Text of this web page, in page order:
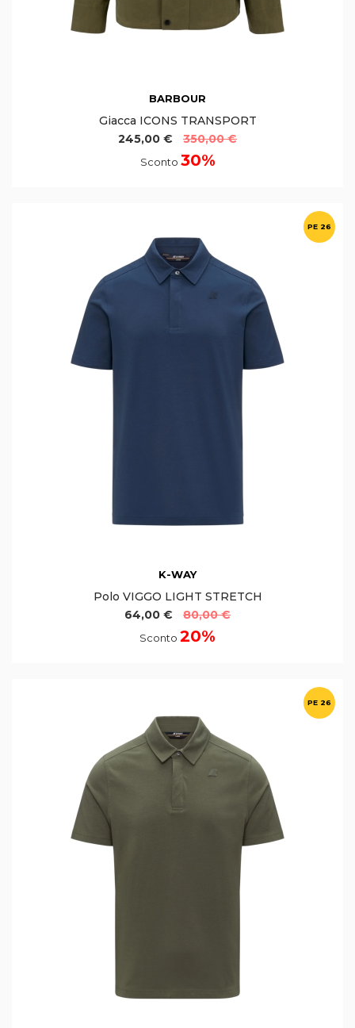
BARBOUR
Giacca ICONS TRANSPORT
245,00 €
350,00 €
Sconto 30%
PE 26
K-WAY
Polo VIGGO LIGHT STRETCH
64,00 €
80,00 €
Sconto 20%
PE 26